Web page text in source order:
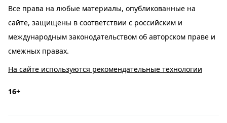
Все права на любые материалы, опубликованные на
сайте, защищены в соответствии с российским и
международным законодательством об авторском праве и
смежных правах.
На сайте используются рекомендательные технологии
16+